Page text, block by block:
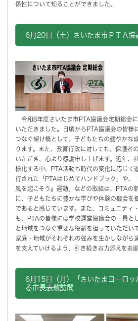
係性について知ることができました。
6月20日（土）さいたま市ＰＴＡ協
令和8年度さいたま市PTA協議会定期総会
いただきました。日頃からPTA協議会の皆様
つなぐ架け橋として、子どもたちの健やかな
ります。また、教育行政に対しても、保護者
いただき、心より感謝申し上げます。近年、
様化する中、PTA活動も時代の変化に応じて
行された「PTAはじめてハンドブック」や、
風を起こそう』運動」などの取組は、PTAの
に、子どもたちに豊かな学びや体験の機会を
であると感じています。また、コミュニティ
も、PTAの皆様には学校運営協議会の一員と
と地域をつなぐ重要な役割を担っていただい
家庭・地域がそれぞれの強みを生かしながら
を支えていけるよう、引き続きお力添えをお
6月15日（月）「さいたまヨーロッ
る市長表敬訪問